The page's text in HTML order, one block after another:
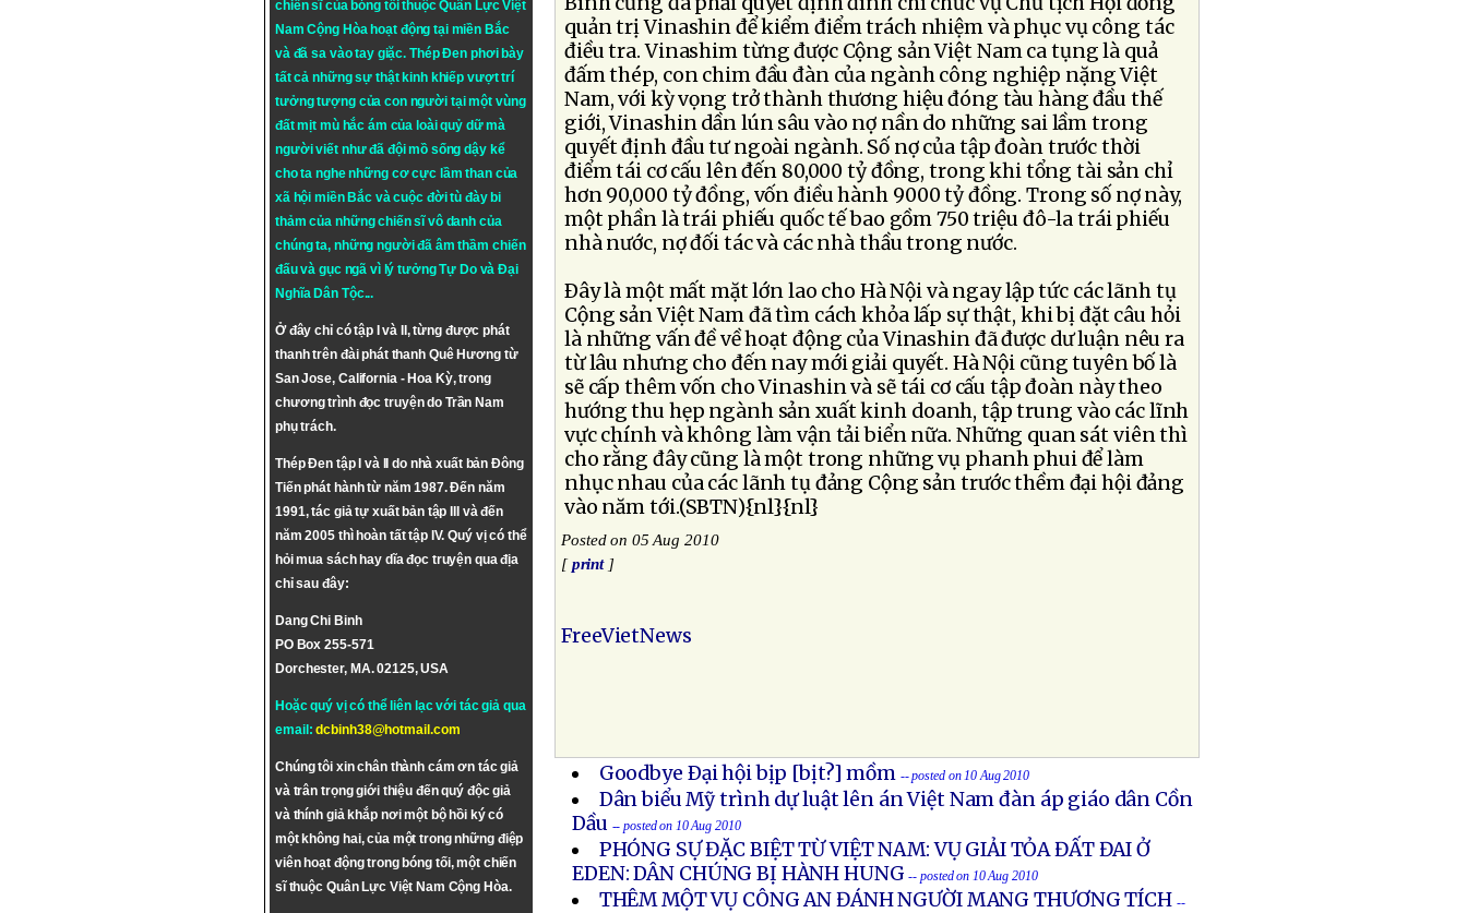
chiến sĩ của bóng tối thuộc Quân Lực Việt
Nam Cộng Hòa hoạt động tại miền Bắc
và đã sa vào tay giặc. Thép Đen phơi bày
tất cả những sự thật kinh khiếp vượt trí
tưởng tượng của con người tại một vùng
đất mịt mù hắc ám của loài quỷ dữ mà
người viết như đã đội mồ sống dậy kể
cho ta nghe những cơ cực lầm than của
xã hội miền Bắc và cuộc đời tù đày bi
thảm của những chiến sĩ vô danh của
chúng ta, những người đã âm thầm chiến
đấu và gục ngã vì lý tưởngTự DovàĐại
Nghĩa Dân Tộc...
Ở đây chỉ có tập I và II, từng được phát
thanh trên đài phát thanh Quê Hương từ
San Jose, California - Hoa Kỳ, trong
chương trình đọc truyện do Trần Nam
phụ trách.
Thép Đen tập I và II do nhà xuất bản Đông
Tiến phát hành từ năm 1987. Đến năm
1991, tác giả tự xuất bản tập III và đến
năm 2005 thì hoàn tất tập IV. Quý vị có thể
hỏi mua sách hay dĩa đọc truyện qua địa
chỉ sau đây:
Dang Chi Binh
PO Box 255-571
Dorchester, MA. 02125, USA
Hoặc quý vị có thể liên lạc với tác giả qua
email:dcbinh38@hotmail.com
Chúng tôi xin chân thành cám ơn tác giả
và trân trọng giới thiệu đến quý độc giả
và thính giả khắp nơi một bộ hồi ký có
một không hai, của một trong những điệp
viên hoạt động trong bóng tối, một chiến
sĩ thuộc Quân Lực Việt Nam Cộng Hòa.
quản trị Vinashin để kiểm điểm trách nhiệm và phục vụ công tác
điều tra. Vinashim từng được Cộng sản Việt Nam ca tụng là quả
đấm thép, con chim đầu đàn của ngành công nghiệp nặng Việt
Nam, với kỳ vọng trở thành thương hiệu đóng tàu hàng đầu thế
giới, Vinashin dần lún sâu vào nợ nần do những sai lầm trong
quyết định đầu tư ngoài ngành. Số nợ của tập đoàn trước thời
điểm tái cơ cấu lên đến 80,000 tỷ đồng, trong khi tổng tài sản chỉ
hơn 90,000 tỷ đồng, vốn điều hành 9000 tỷ đồng. Trong số nợ này,
một phần là trái phiếu quốc tế bao gồm 750 triệu đô-la trái phiếu
nhà nước, nợ đối tác và các nhà thầu trong nước.
Ðây là một mất mặt lớn lao cho Hà Nội và ngay lập tức các lãnh tụ
Cộng sản Việt Nam đã tìm cách khỏa lấp sự thật, khi bị đặt câu hỏi
là những vấn đề về hoạt động của Vinashin đã được dư luận nêu ra
từ lâu nhưng cho đến nay mới giải quyết. Hà Nội cũng tuyên bố là
sẽ cấp thêm vốn cho Vinashin và sẽ tái cơ cấu tập đoàn này theo
hướng thu hẹp ngành sản xuất kinh doanh, tập trung vào các lĩnh
vực chính và không làm vận tải biển nữa. Những quan sát viên thì
cho rằng đây cũng là một trong những vụ phanh phui để làm
nhục nhau của các lãnh tụ đảng Cộng sản trước thềm đại hội đảng
vào năm tới.(SBTN){nl}{nl}
Posted on 05 Aug 2010
[print]
FreeVietNews
Goodbye Ðại hội bịp [bịt?] mồm -- posted on 10 Aug 2010
Dân biểu Mỹ trình dự luật lên án Việt Nam đàn áp giáo dân Cồn
Dầu -- posted on 10 Aug 2010
PHÓNG SỰ ĐẶC BIỆT TỪ VIỆT NAM: VỤ GIẢI TỎA ĐẤT ĐAI Ở
EDEN: DÂN CHÚNG BỊ HÀNH HUNG -- posted on 10 Aug 2010
THÊM MỘT VỤ CÔNG AN ĐÁNH NGƯỜI MANG THƯƠNG TÍCH --